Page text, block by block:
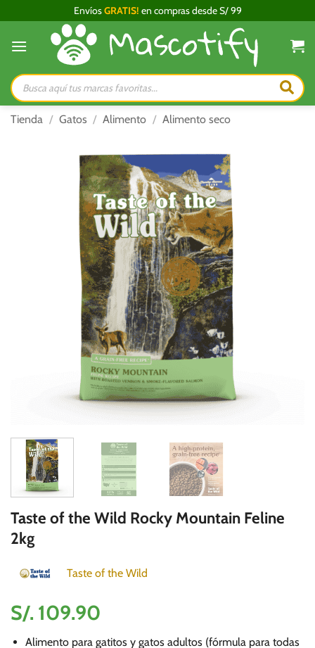
al
contenido
EnvíosGRATIS! en compras desde S/ 99
Búsqueda
de
productos
Tienda / Gatos / Alimento / Alimento seco
Taste of the Wild Rocky Mountain Feline
2kg
Taste of the Wild
S/. 109.90
Alimento para gatitos y gatos adultos (fórmula para todas